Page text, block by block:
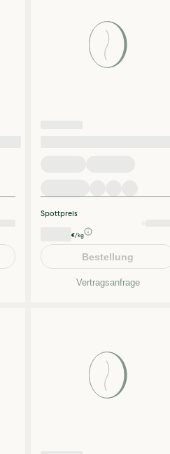
Spottpreis
€/kg
Bestellung
Vertragsanfrage